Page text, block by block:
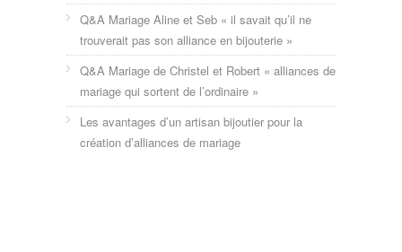
Q&A Mariage Aline et Seb « il savait qu’il ne
trouverait pas son alliance en bijouterie »
Q&A Mariage de Christel et Robert « alliances de
mariage qui sortent de l’ordinaire »
Les avantages d’un artisan bijoutier pour la
création d’alliances de mariage